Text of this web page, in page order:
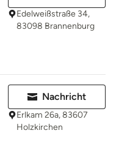
Edelweißstraße 34,
83098 Brannenburg
Nachricht
Erlkam 26a, 83607
Holzkirchen